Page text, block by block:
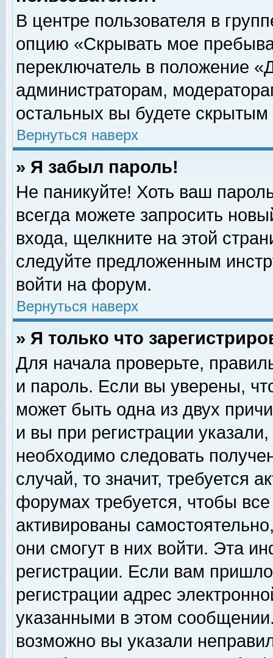
В центре пользователя в
опцию «Скрывать мое
переключатель в положение
администраторам,
остальных вы будете скрытым
Вернуться наверх
» Я забыл пароль!
Не паникуйте! Хоть ваш
всегда можете запросить
входа, щелкните на этой
следуйте предложенным
войти на форум.
Вернуться наверх
» Я только что
Для начала проверьте,
и пароль. Если вы уверены,
может быть одна из двух
и вы при регистрации
необходимо следовать
случай, то значит, требуется
форумах требуется, чтобы
активированы
они смогут в них войти. Эта
регистрации. Если вам
регистрации адрес
указанными в этом
возможно вы указали